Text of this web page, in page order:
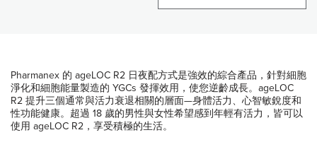
Pharmanex 的 ageLOC R2 日夜配方式是強效的綜合產品，針對細胞
淨化和細胞能量製造的 YGCs 發揮效用，使您逆齡成長。ageLOC
R2 提升三個通常與活力衰退相關的層面—身體活力、心智敏銳度和
性功能健康。超過 18 歲的男性與女性希望感到年輕有活力，皆可以
使用 ageLOC R2，享受積極的生活。